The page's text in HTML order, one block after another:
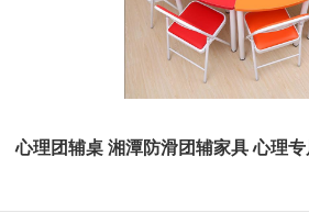
心理团辅桌 湘潭防滑团辅家具 心理专